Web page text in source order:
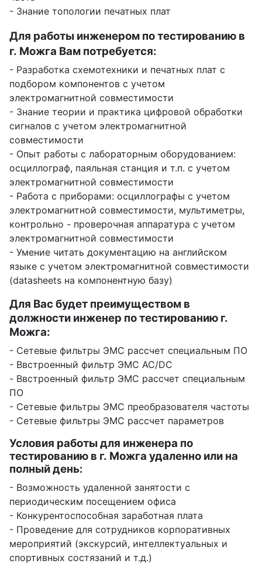
- Знание топологии печатных плат
Для работы инженером по тестированию в
г. Можга Вам потребуется:
- Разработка схемотехники и печатных плат с
подбором компонентов с учетом
электромагнитной совместимости
- Знание теории и практика цифровой обработки
сигналов с учетом электромагнитной
совместимости
- Опыт работы с лабораторным оборудованием:
осциллограф, паяльная станция и т.п. с учетом
электромагнитной совместимости
- Работа с приборами: осциллографы с учетом
электромагнитной совместимости, мультиметры,
контрольно - проверочная аппаратура с учетом
электромагнитной совместимости
- Умение читать документацию на английском
языке с учетом электромагнитной совместимости
(datasheets на компонентную базу)
Для Вас будет преимуществом в
должности инженер по тестированию г.
Можга:
- Сетевые фильтры ЭМС рассчет специальным ПО
- Ввстроенный фильтр ЭМС AC/DC
- Ввстроенный фильтр ЭМС рассчет специальным
ПО
- Сетевые фильтры ЭМС преобразователя частоты
- Сетевые фильтры ЭМС рассчет параметров
Условия работы для инженера по
тестированию в г. Можга удаленно или на
полный день:
- Возможность удаленной занятости с
периодическим посещением офиса
- Конкурентоспособная заработная плата
- Проведение для сотрудников корпоративных
мероприятий (экскурсий, интеллектуальных и
спортивных состязаний и т.д.)